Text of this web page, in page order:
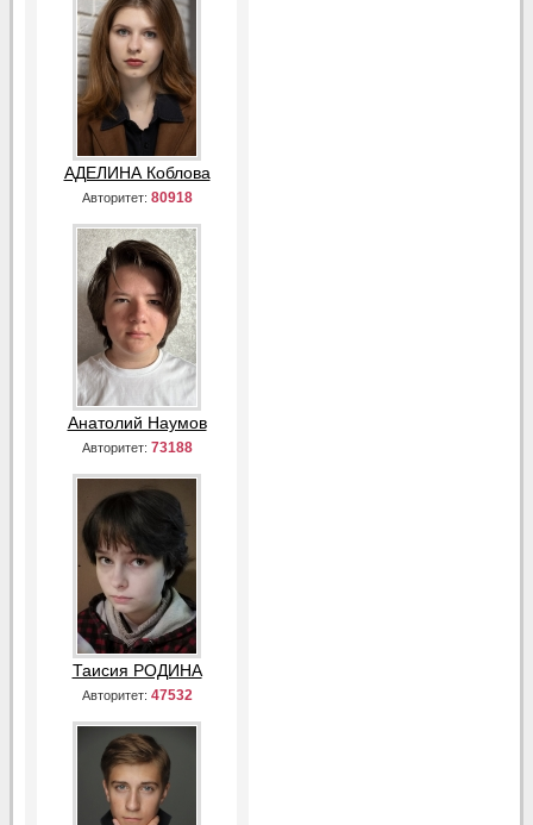
АДЕЛИНА Коблова
Авторитет: 80918
Анатолий Наумов
Авторитет: 73188
Таисия РОДИНА
Авторитет: 47532